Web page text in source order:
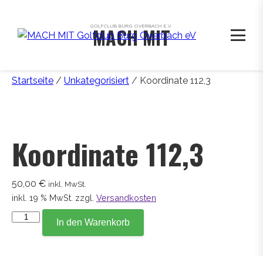
GOLFCLUB BURG OVERBACH E.V.
MACH MIT
Startseite / Unkategorisiert / Koordinate 112,3
Koordinate 112,3
50,00 € inkl. MwSt.
inkl. 19 % MwSt. zzgl. Versandkosten
Koordinate
In den Warenkorb